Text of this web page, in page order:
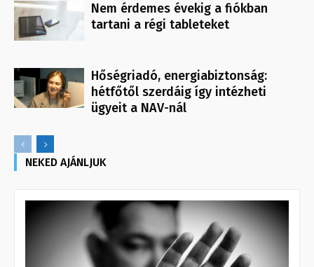
Nem érdemes évekig a fiókban
tartani a régi tableteket
Hőségriadó, energiabiztonság:
hétfőtől szerdáig így intézheti
ügyeit a NAV-nál
NEKED AJÁNLJUK